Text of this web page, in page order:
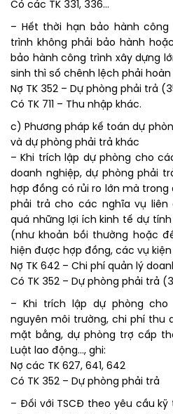
Có các TK 331, 336…
– Hết thời hạn bảo hành công
trình không phải bảo hành
bảo hành công trình xây dựng
sinh thì số chênh lệch phải hoàn
Nợ TK 352 – Dự phòng phải trả
Có TK 711 – Thu nhập khác.
c) Phương pháp kế toán dự
và dự phòng phải trả khác
– Khi trích lập dự phòng cho
doanh nghiệp, dự phòng phải
hợp đồng có rủi ro lớn mà
phải trả cho các nghĩa vụ liên
quá những lợi ích kinh tế dự
(như khoản bồi thường hoặc
hiện được hợp đồng, các vụ kiện
Nợ TK 642 – Chi phí quản lý
Có TK 352 – Dự phòng phải trả
– Khi trích lập dự phòng
nguyên môi trường, chi phí thu
mặt bằng, dự phòng trợ cấp
Luật lao động…, ghi:
Nợ các TK 627, 641, 642
Có TK 352 – Dự phòng phải trả
– Đối với TSCĐ theo yêu cầu